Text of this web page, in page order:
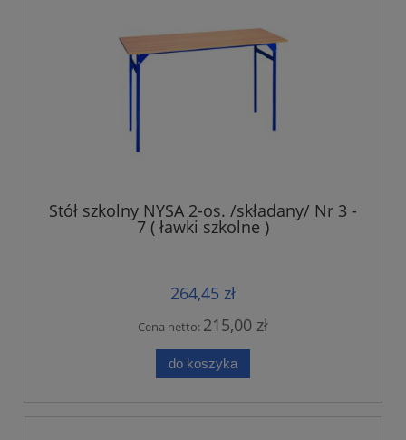
Stół szkolny NYSA 2-os. /składany/ Nr 3 -
7 ( ławki szkolne )
264,45 zł
Cena netto: 215,00 zł
do koszyka